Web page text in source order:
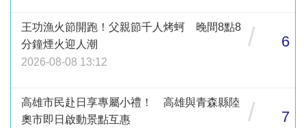
王功漁火節開跑！父親節千人烤蚵 晚間8點8
分鐘煙火迎人潮
2026-08-08 13:12
/ 6
高雄市民赴日享專屬小禮！ 高雄與青森縣陸
奧市即日啟動景點互惠
/ 7